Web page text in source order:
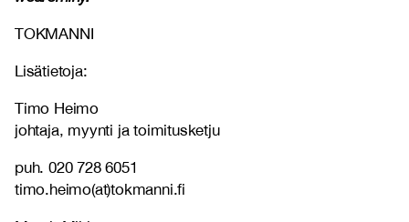
TOKMANNI
Lisätietoja:
Timo Heimo
johtaja, myynti ja toimitusketju
puh. 020 728 6051
timo.heimo(at)tokmanni.fi